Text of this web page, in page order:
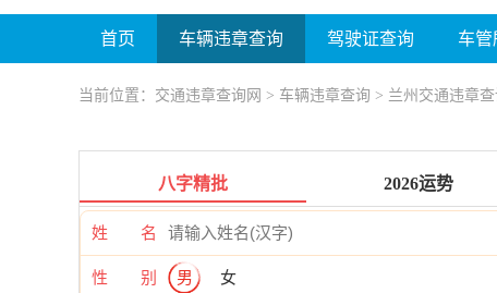
首页 车辆违章查询 驾驶证查询 车管
当前位置： 交通违章查询网 > 车辆违章查询 > 兰州交通违章查
八字精批 2026运势
姓 名
性 别 男 女